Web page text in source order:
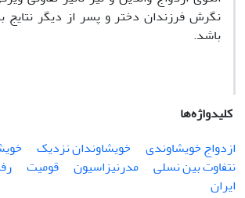
نگرش فرزندان دختر و پسر از دیگر
باشد.
کلیدواژه‌ها
ازدواج خویشاوندی
خویشاوندان نزدیک
نتفاوت بین نسلی
مدرنیزاسیون قومیت
ایران